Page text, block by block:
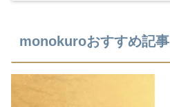
monokuroおすすめ記事